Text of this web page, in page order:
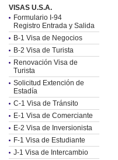
VISAS U.S.A.
Formulario I-94
Registro Entrada y Salida
B-1 Visa de Negocios
B-2 Visa de Turista
Renovación Visa de
Turista
Solicitud Extención de
Estadía
C-1 Visa de Tránsito
E-1 Visa de Comerciante
E-2 Visa de Inversionista
F-1 Visa de Estudiante
J-1 Visa de Intercambio